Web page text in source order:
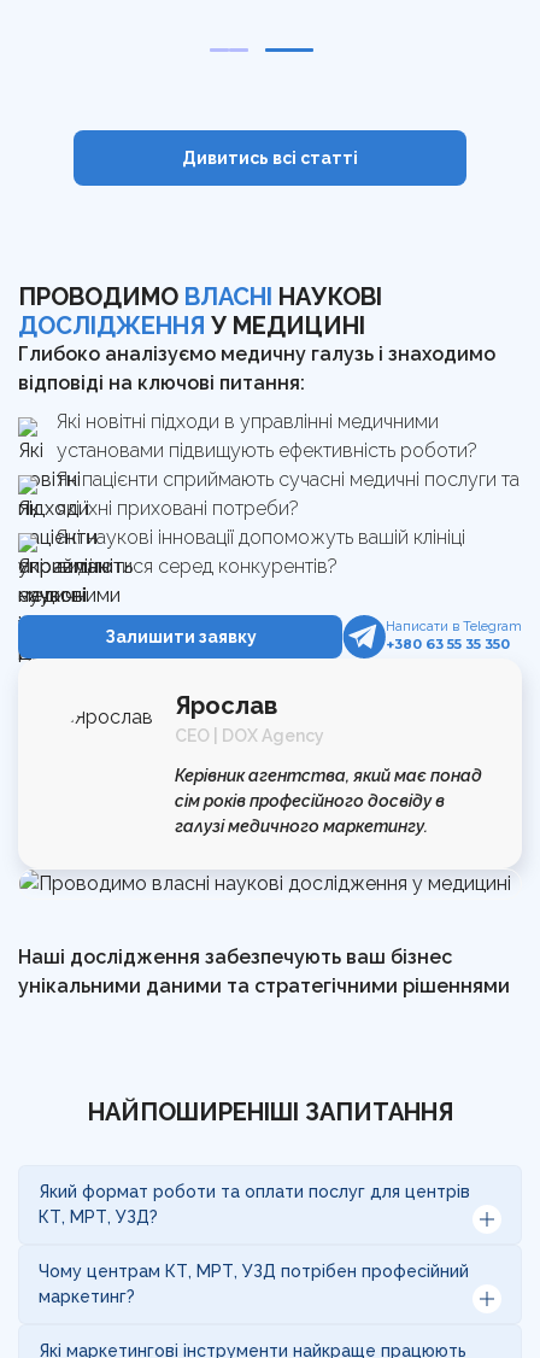
Дивитись всі cтатті
ПРОВОДИМО ВЛАСНІ НАУКОВІ
ДОСЛІДЖЕННЯ У МЕДИЦИНІ
Глибоко аналізуємо медичну галузь і знаходимо
відповіді на ключові питання:
Які новітні підходи в управлінні медичними
установами підвищують ефективність роботи?
Як пацієнти сприймають сучасні медичні послуги та
які їхні приховані потреби?
Які наукові інновації допоможуть вашій клініці
виділитися серед конкурентів?
Залишити заявку Написати в Telegram
+380 63 55 35 350
Ярослав
CEO | DOX Agency
Керівник агентства, який має понад
сім років професійного досвіду в
галузі медичного маркетингу.
Наші дослідження забезпечують ваш бізнес
унікальними даними та стратегічними рішеннями
НАЙПОШИРЕНІШІ ЗАПИТАННЯ
Який формат роботи та оплати послуг для центрів
КТ, МРТ, УЗД?
ваш центр КТ, МРТ та УЗД: напрямки
обстежень (КТ, МРТ, УЗД, рентген,
Чому центрам КТ, МРТ, УЗД потрібен професійний
маркетинг?
Які маркетингові інструменти найкраще працюють